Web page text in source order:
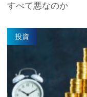
すべて悪なのか
投資